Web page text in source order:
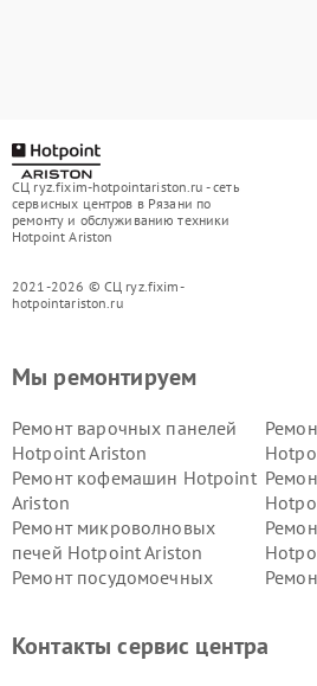
СЦ ryz.fixim-hotpointariston.ru - сеть
сервисных центров в Рязани по
ремонту и обслуживанию техники
Hotpoint Ariston
2021-2026 © СЦ ryz.fixim-
hotpointariston.ru
Мы ремонтируем
Ремонт варочных панелей
Hotpoint Ariston
Ремонт кофемашин Hotpoint
Ariston
Ремонт микроволновых
печей Hotpoint Ariston
Ремонт посудомоечных
Hotpoint Ariston
Контакты сервис центра